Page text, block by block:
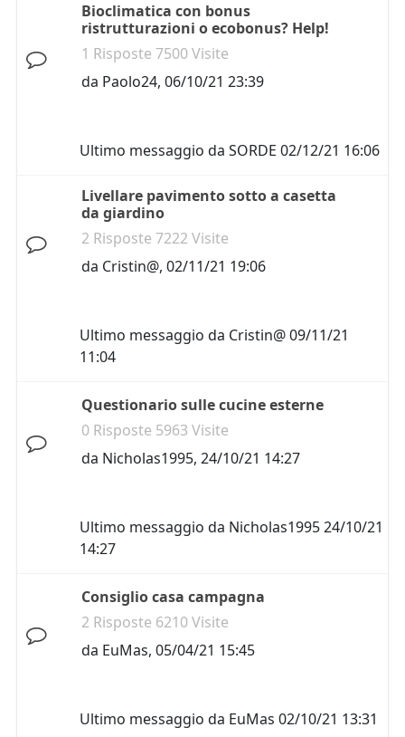
Bioclimatica con bonus
ristrutturazioni o ecobonus? Help!
1 Risposte 7500 Visite
da Paolo24, 06/10/21 23:39
Ultimo messaggio da SORDE 02/12/21 16:06
Livellare pavimento sotto a casetta
da giardino
2 Risposte 7222 Visite
da Cristin@, 02/11/21 19:06
Ultimo messaggio da Cristin@09/11/21
11:04
Questionario sulle cucine esterne
0 Risposte 5963 Visite
da Nicholas1995, 24/10/21 14:27
Ultimo messaggio da Nicholas199524/10/21
14:27
Consiglio casa campagna
2 Risposte 6210 Visite
da EuMas, 05/04/21 15:45
Ultimo messaggio da EuMas 02/10/21 13:31